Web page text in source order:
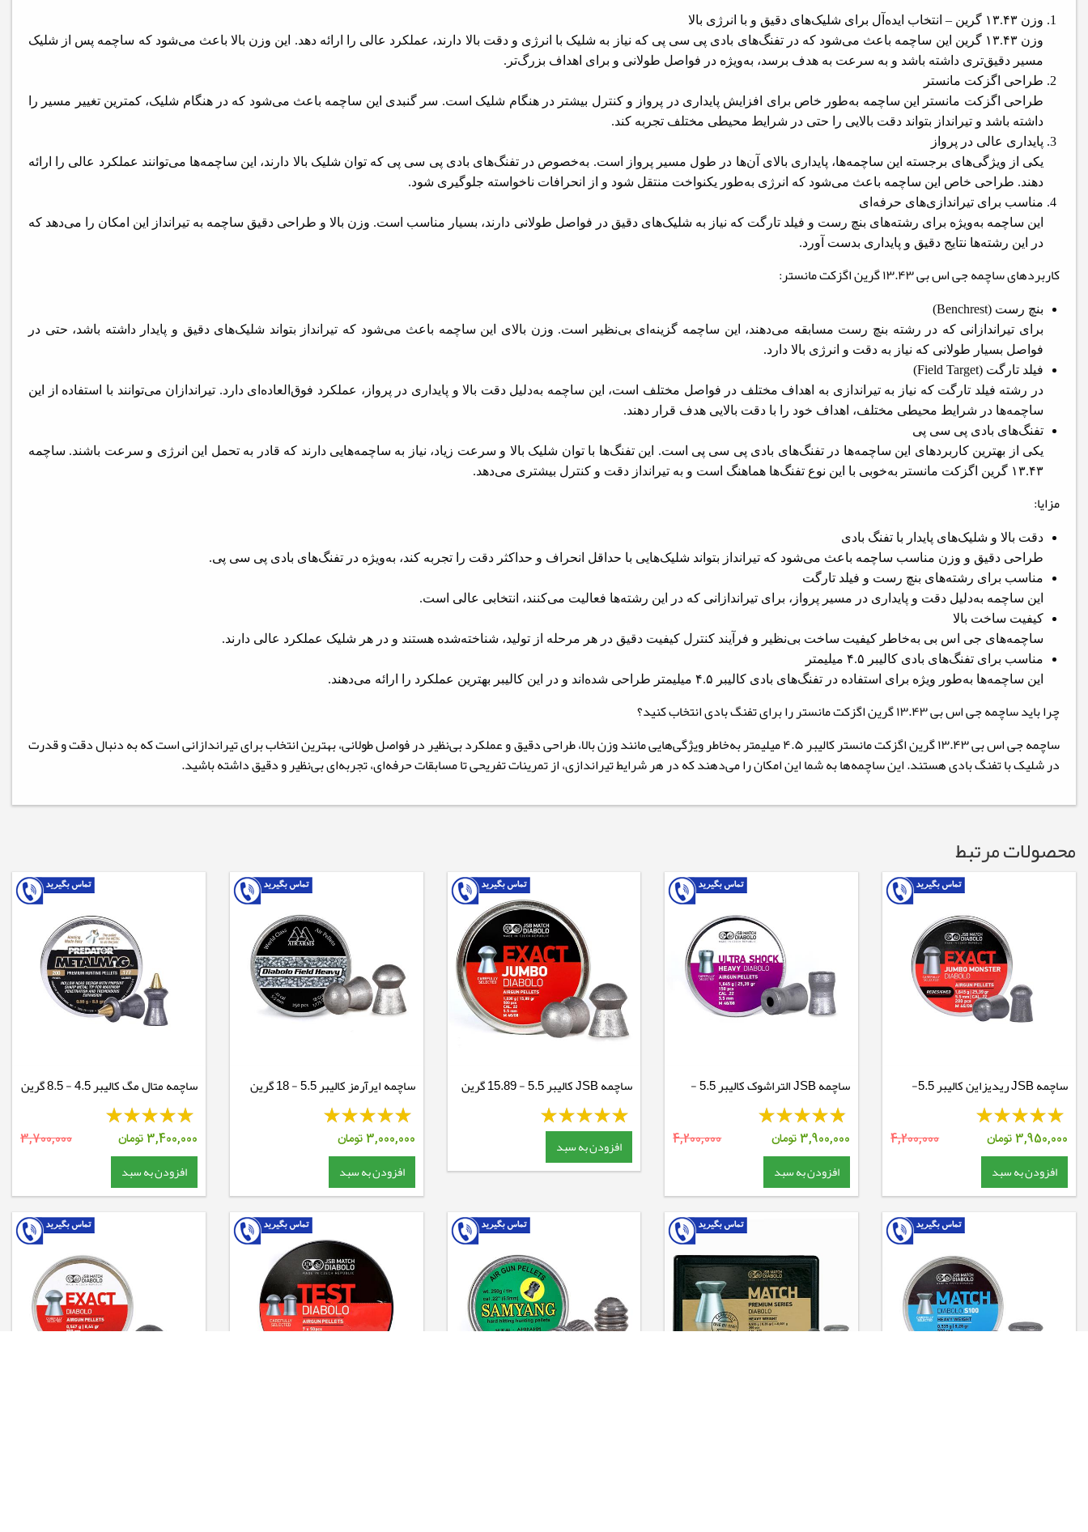
وزن ۱۳.۴۳ گرین – انتخاب ایده‌آل برای شلیک‌های دقیق و با انرژی بالا
وزن ۱۳.۴۳ گرین این ساچمه باعث می‌شود که در تفنگ‌های بادی پی سی پی که نیاز به شلیک با انرژی و دقت بالا دارند، عملکرد عالی را ارائه دهد. این وزن بالا باعث می‌شود که ساچمه پس از شلیک
مسیر دقیق‌تری داشته باشد و به سرعت به هدف برسد، به‌ویژه در فواصل طولانی و برای اهداف بزرگ‌تر.
طراحی اگزکت مانستر
طراحی اگزکت مانستر این ساچمه به‌طور خاص برای افزایش پایداری در پرواز و کنترل بیشتر در هنگام شلیک است. سر گنبدی این ساچمه باعث می‌شود که در هنگام شلیک، کمترین تغییر مسیر را
داشته باشد و تیرانداز بتواند دقت بالایی را حتی در شرایط محیطی مختلف تجربه کند.
پایداری عالی در پرواز
یکی از ویژگی‌های برجسته این ساچمه‌ها، پایداری بالای آن‌ها در طول مسیر پرواز است. به‌خصوص در تفنگ‌های بادی پی سی پی که توان شلیک بالا دارند، این ساچمه‌ها می‌توانند عملکرد عالی را ارائه
دهند. طراحی خاص این ساچمه باعث می‌شود که انرژی به‌طور یکنواخت منتقل شود و از انحرافات ناخواسته جلوگیری شود.
مناسب برای تیراندازی‌های حرفه‌ای
این ساچمه به‌ویژه برای رشته‌های بنچ رست و فیلد تارگت که نیاز به شلیک‌های دقیق در فواصل طولانی دارند، بسیار مناسب است. وزن بالا و طراحی دقیق ساچمه به تیرانداز این امکان را می‌دهد که
در این رشته‌ها نتایج دقیق و پایداری بدست آورد.
کاربردهای ساچمه جی اس بی ۱۳.۴۳ گرین اگزکت مانستر:
بنچ رست (Benchrest)
برای تیراندازانی که در رشته بنچ رست مسابقه می‌دهند، این ساچمه گزینه‌ای بی‌نظیر است. وزن بالای این ساچمه باعث می‌شود که تیرانداز بتواند شلیک‌های دقیق و پایدار داشته باشد، حتی در
فواصل بسیار طولانی که نیاز به دقت و انرژی بالا دارد.
فیلد تارگت (Field Target)
در رشته فیلد تارگت که نیاز به تیراندازی به اهداف مختلف در فواصل مختلف است، این ساچمه به‌دلیل دقت بالا و پایداری در پرواز، عملکرد فوق‌العاده‌ای دارد. تیراندازان می‌توانند با استفاده از این
ساچمه‌ها در شرایط محیطی مختلف، اهداف خود را با دقت بالایی هدف قرار دهند.
تفنگ‌های بادی پی سی پی
یکی از بهترین کاربردهای این ساچمه‌ها در تفنگ‌های بادی پی سی پی است. این تفنگ‌ها با توان شلیک بالا و سرعت زیاد، نیاز به ساچمه‌هایی دارند که قادر به تحمل این انرژی و سرعت باشند. ساچمه
۱۳.۴۳ گرین اگزکت مانستر به‌خوبی با این نوع تفنگ‌ها هماهنگ است و به تیرانداز دقت و کنترل بیشتری می‌دهد.
مزایا:
دقت بالا و شلیک‌های پایدار با تفنگ بادی
طراحی دقیق و وزن مناسب ساچمه باعث می‌شود که تیرانداز بتواند شلیک‌هایی با حداقل انحراف و حداکثر دقت را تجربه کند، به‌ویژه در تفنگ‌های بادی پی سی پی.
مناسب برای رشته‌های بنچ رست و فیلد تارگت
این ساچمه به‌دلیل دقت و پایداری در مسیر پرواز، برای تیراندازانی که در این رشته‌ها فعالیت می‌کنند، انتخابی عالی است.
کیفیت ساخت بالا
ساچمه‌های جی اس بی به‌خاطر کیفیت ساخت بی‌نظیر و فرآیند کنترل کیفیت دقیق در هر مرحله از تولید، شناخته‌شده هستند و در هر شلیک عملکرد عالی دارند.
مناسب برای تفنگ‌های بادی کالیبر ۴.۵ میلیمتر
این ساچمه‌ها به‌طور ویژه برای استفاده در تفنگ‌های بادی کالیبر ۴.۵ میلیمتر طراحی شده‌اند و در این کالیبر بهترین عملکرد را ارائه می‌دهند.
چرا باید ساچمه جی اس بی ۱۳.۴۳ گرین اگزکت مانستر را برای تفنگ بادی انتخاب کنید؟
ساچمه جی اس بی ۱۳.۴۳ گرین اگزکت مانستر کالیبر ۴.۵ میلیمتر به‌خاطر ویژگی‌هایی مانند وزن بالا، طراحی دقیق و عملکرد بی‌نظیر در فواصل طولانی، بهترین انتخاب برای تیراندازانی است که به دنبال دقت و قدرت
در شلیک با تفنگ بادی هستند. این ساچمه‌ها به شما این امکان را می‌دهند که در هر شرایط تیراندازی، از تمرینات تفریحی تا مسابقات حرفه‌ای، تجربه‌ای بی‌نظیر و دقیق داشته باشید.
محصولات مرتبط
ساچمه JSB ریدیزاین کالیبر 5.5-
25.39 گرین
3,950,000تومان 4,200,000
افزودن به سبد
ساچمه JSB التراشوک کالیبر 5.5 -
25.39 گرین
3,900,000تومان 4,200,000
افزودن به سبد
ساچمه JSB کالیبر 5.5 - 15.89 گرین
افزودن به سبد
ساچمه ایرآرمز کالیبر 5.5 - 18 گرین
3,000,000تومان
افزودن به سبد
ساچمه متال مگ کالیبر 4.5 - 8.5 گرین
3,400,000تومان 3,700,000
افزودن به سبد